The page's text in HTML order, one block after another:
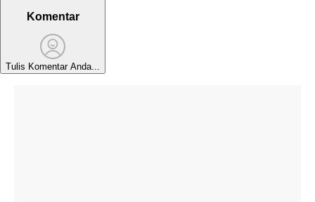
Komentar
Tulis Komentar Anda...